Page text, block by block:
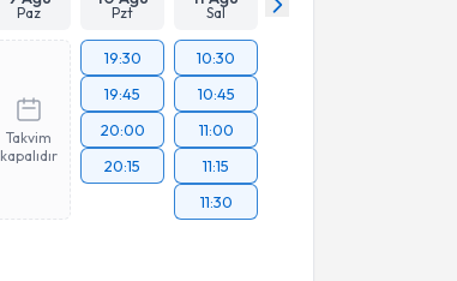
Paz Pzt Sal
Takvim
kapalıdır
19:30
19:45
20:00
20:15
10:30
10:45
11:00
11:15
11:30